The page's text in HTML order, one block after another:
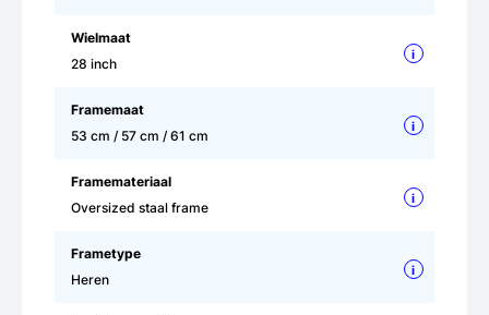
Wielmaat
28 inch
i
Framemaat
53 cm / 57 cm / 61 cm
i
Framemateriaal
Oversized staal frame
i
Frametype
Heren
i